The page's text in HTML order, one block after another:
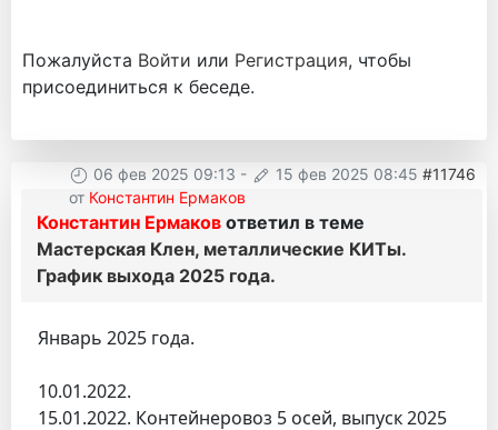
Пожалуйста Войти или Регистрация, чтобы
присоединиться к беседе.
06 фев 2025 09:13 - 15 фев 2025 08:45 #11746
от Константин Ермаков
Константин Ермаков ответил в теме
Мастерская Клен, металлические КИТы.
График выхода 2025 года.
Январь 2025 года.
10.01.2022.
15.01.2022. Контейнеровоз 5 осей, выпуск 2025